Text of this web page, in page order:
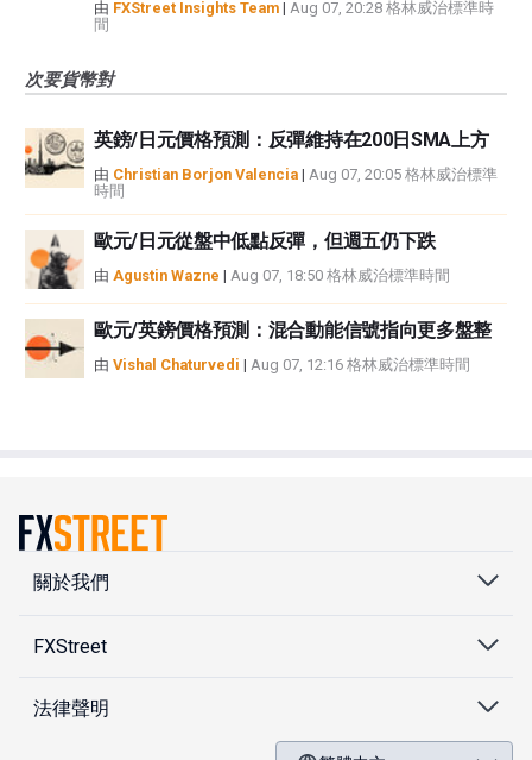
由 FXStreet Insights Team | Aug 07, 20:28 格林威治標準時
間
次要貨幣對
英鎊/日元價格預測：反彈維持在200日SMA上方
由 Christian Borjon Valencia | Aug 07, 20:05 格林威治標準
時間
歐元/日元從盤中低點反彈，但週五仍下跌
由 Agustin Wazne | Aug 07, 18:50 格林威治標準時間
歐元/英鎊價格預測：混合動能信號指向更多盤整
由 Vishal Chaturvedi | Aug 07, 12:16 格林威治標準時間
關於我們
FXStreet
法律聲明